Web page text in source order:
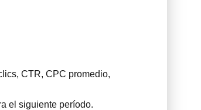
CTR, CPC promedio,
el siguiente período.